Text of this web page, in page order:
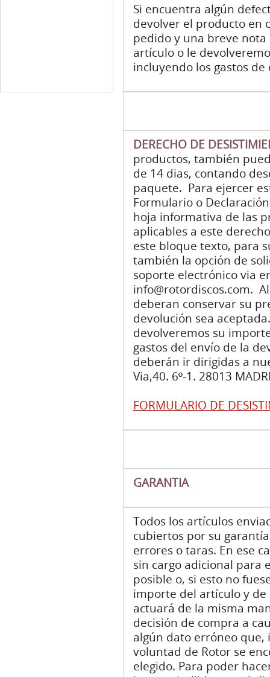
Si encuentra algún
devolver el producto en
pedido y una breve
artículo o le
incluyendo los gastos de
DERECHO DE
productos, también
de 14 dias, contando
paquete. Para ejercer
Formulario o
hoja informativa de las
aplicables a este
este bloque texto, para
también la opción de
soporte electrónico via
info@rotordiscos.com.
deberan conservar su
devolución sea
devolveremos su
gastos del envío de la
deberán ir dirigidas a
Via,40. 6º-1. 28013
FORMULARIO DE
GARANTIA
Todos los artículos
cubiertos por su
errores o taras. En ese
sin cargo adicional para
posible o, si esto no
importe del artículo y de
actuará de la misma
decisión de compra a
algún dato erróneo
voluntad de Rotor se
elegido. Para poder